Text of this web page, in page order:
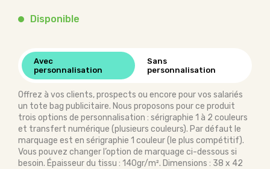
Disponible
Avec
personnalisation
Sans
personnalisation
Offrez à vos clients, prospects ou encore pour vos salariés
un tote bag publicitaire. Nous proposons pour ce produit
trois options de personnalisation : sérigraphie 1 à 2 couleurs
et transfert numérique (plusieurs couleurs). Par défaut le
marquage est en sérigraphie 1 couleur (le plus compétitif).
Vous pouvez changer l’option de marquage ci-dessous si
besoin. Épaisseur du tissu : 140gr/m². Dimensions : 38 x 42